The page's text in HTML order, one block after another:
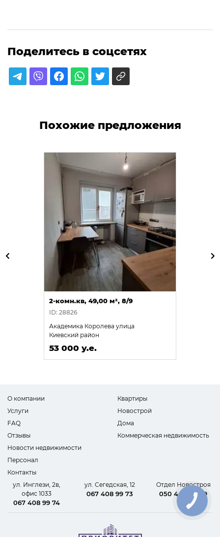
Поделитесь в соцсетях
Похожие предложения
2-комн.кв, 49,00 м², 8/9
ID: 28826
Академика Королева улица
Киевский район
53 000 у.е.
О компании
Услуги
FAQ
Отзывы
Новости недвижимости
Персонал
Контакты
Квартиры
Новострой
Дома
Коммерческая недвижимость
ул. Инглези, 2в,
офис 1033
067 408 99 74
ул. Сегедская, 12
067 408 99 73
Отдел Новостроя
050 440 62 09